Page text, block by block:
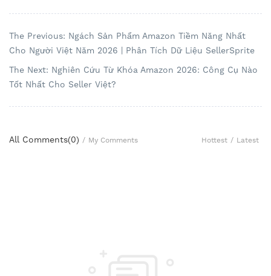
The Previous: Ngách Sản Phẩm Amazon Tiềm Năng Nhất
Cho Người Việt Năm 2026 | Phân Tích Dữ Liệu SellerSprite
The Next: Nghiên Cứu Từ Khóa Amazon 2026: Công Cụ Nào
Tốt Nhất Cho Seller Việt?
All Comments(0) / My Comments Hottest / Latest